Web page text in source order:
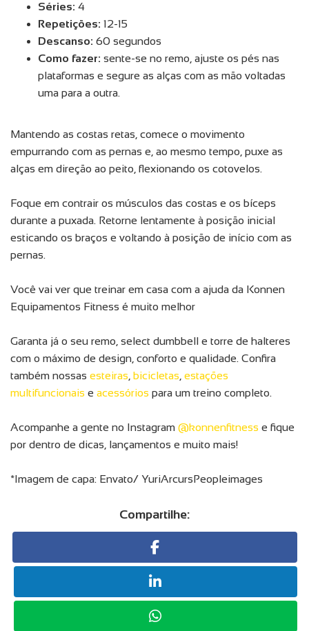
Séries: 4
Repetições: 12-15
Descanso: 60 segundos
Como fazer: sente-se no remo, ajuste os pés nas
plataformas e segure as alças com as mão voltadas
uma para a outra.
Mantendo as costas retas, comece o movimento
empurrando com as pernas e, ao mesmo tempo, puxe as
alças em direção ao peito, flexionando os cotovelos.
Foque em contrair os músculos das costas e os bíceps
durante a puxada. Retorne lentamente à posição inicial
esticando os braços e voltando à posição de início com as
pernas.
Você vai ver que treinar em casa com a ajuda da Konnen
Equipamentos Fitness é muito melhor
Garanta já o seu remo, select dumbbell e torre de halteres
com o máximo de design, conforto e qualidade. Confira
também nossas esteiras bicicletas estações
multifuncionais e acessórios para um treino completo.
Acompanhe a gente no Instagram @konnenfitness e fique
por dentro de dicas, lançamentos e muito mais!
*Imagem de capa: Envato/ YuriArcursPeopleimages
Compartilhe: